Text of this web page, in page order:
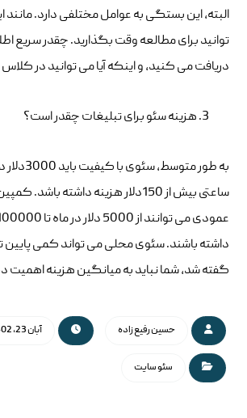
البته، این بستگی به عوامل مختلفی دارد.
توانید برای مطالعه وقت بگذارید. چقدر سریع
دریافت می کنید، و اینکه آیا می توانید در
هزینه سئو برای تبلیغات چقدر است؟
به طور
ساعتی بیش از 150دلار هزینه داشته
داشته باشند. سئوی محلی می تواند کمی پایین
گفته شد، شما نباید به میانگین هزینه اهمیت
حسین رفیع زاده آبان 23, 1402
سئو سایت